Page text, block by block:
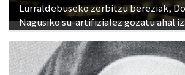
Lurraldebuseko zerbitzu bereziak,
Nagusiko su-artifizialez gozatu ahal